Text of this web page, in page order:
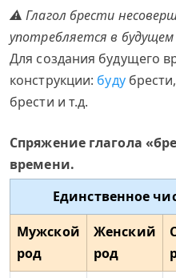
⚠ Глагол брести
употребляется в
Для создания будущего
конструкции: будубрести,
брести и т.д.
Спряжение глагола
времени.
Единственное
Мужской
род
Женский
род